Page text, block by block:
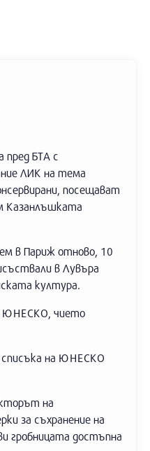
пред БТА с
ЛИК на тема
посещават
Казанлъшката
в Париж отново, 10
в Лувъра
култура.
ЮНЕСКО, чието
списъка на ЮНЕСКО
на
за съхранение на
гробницата достъпна